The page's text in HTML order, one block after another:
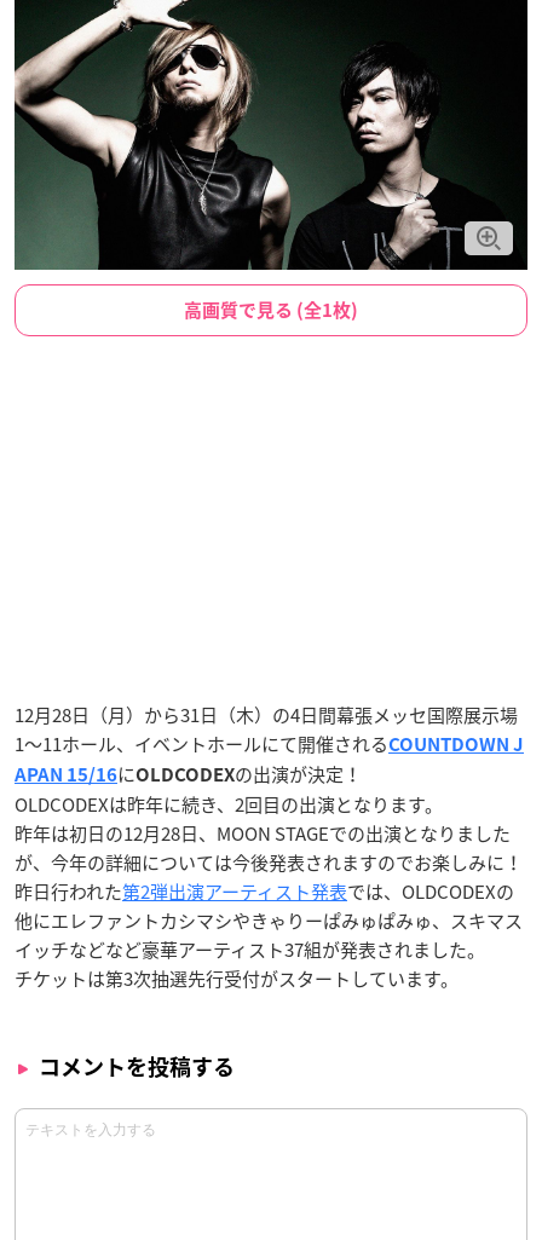
高画質で見る (全1枚)
12月28日（月）から31日（木）の4日間幕張メッセ国際展示場
1〜11ホール、イベントホールにて開催されるCOUNTDOWN J
APAN 15/16にOLDCODEXの出演が決定！
OLDCODEXは昨年に続き、2回目の出演となります。
昨年は初日の12月28日、MOON STAGEでの出演となりました
が、今年の詳細については今後発表されますのでお楽しみに！
昨日行われた第2弾出演アーティスト発表では、OLDCODEXの
他にエレファントカシマシやきゃりーぱみゅぱみゅ、スキマス
イッチなどなど豪華アーティスト37組が発表されました。
チケットは第3次抽選先行受付がスタートしています。
コメントを投稿する